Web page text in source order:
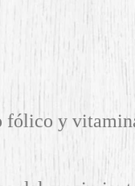
fólico y